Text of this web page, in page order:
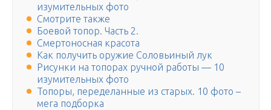
изумительных фото
Смотрите также
Боевой топор. Часть 2.
Смертоносная красота
Как получить оружие Соловьиный лук
Рисунки на топорах ручной работы — 10
изумительных фото
Топоры, переделанные из старых. 10 фото –
мега подборка